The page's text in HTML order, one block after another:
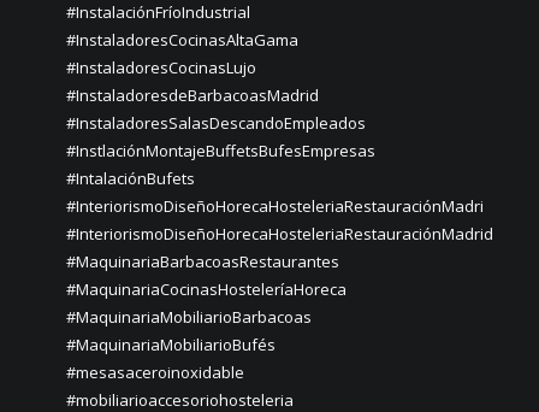
#InstalaciónFríoIndustrial
#InstaladoresCocinasAltaGama
#InstaladoresCocinasLujo
#InstaladoresdeBarbacoasMadrid
#InstaladoresSalasDescandoEmpleados
#InstlaciónMontajeBuffetsBufesEmpresas
#IntalaciónBufets
#InteriorismoDiseñoHorecaHosteleriaRestauraciónMadri
#InteriorismoDiseñoHorecaHosteleriaRestauraciónMadrid
#MaquinariaBarbacoasRestaurantes
#MaquinariaCocinasHosteleríaHoreca
#MaquinariaMobiliarioBarbacoas
#MaquinariaMobiliarioBufés
#mesasaceroinoxidable
#mobiliarioaccesoriohosteleria